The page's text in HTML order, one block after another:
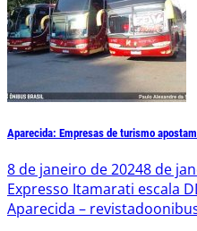
Aparecida: Empresas de turismo
8 de janeiro de 20248 de
Expresso Itamarati escala
Aparecida –